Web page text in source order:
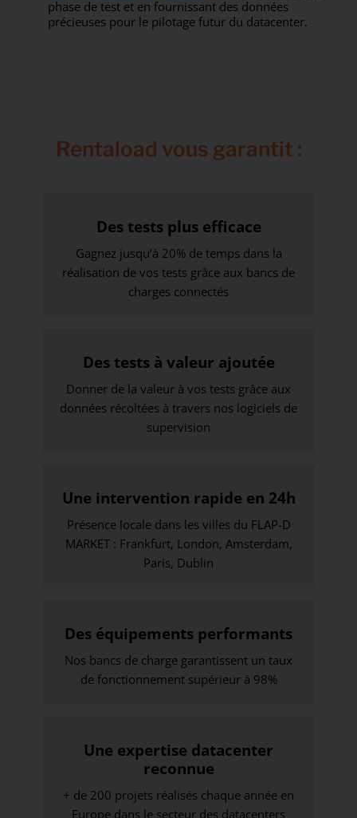
phase de test et en fournissant des données
précieuses pour le pilotage futur du datacenter.
Rentaload vous garantit :
Des tests plus efficace
Gagnez jusqu’à 20% de temps dans la
réalisation de vos tests grâce aux bancs de
charges connectés
Des tests à valeur ajoutée
Donner de la valeur à vos tests grâce aux
données récoltées à travers nos logiciels de
supervision
Une intervention rapide en 24h
Présence locale dans les villes du FLAP-D
MARKET : Frankfurt, London, Amsterdam,
Paris, Dublin
Des équipements performants
Nos bancs de charge garantissent un taux
de fonctionnement supérieur à 98%
Une expertise datacenter
reconnue
+ de 200 projets réalisés chaque année en
Europe dans le secteur des datacenters